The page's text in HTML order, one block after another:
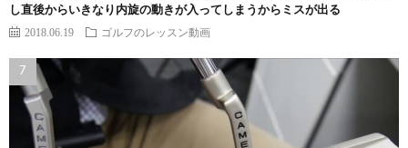
し直後からいきなり内旋の動きが入ってしまうからミスが出る
2018.06.19 ゴルフのレッスン動画